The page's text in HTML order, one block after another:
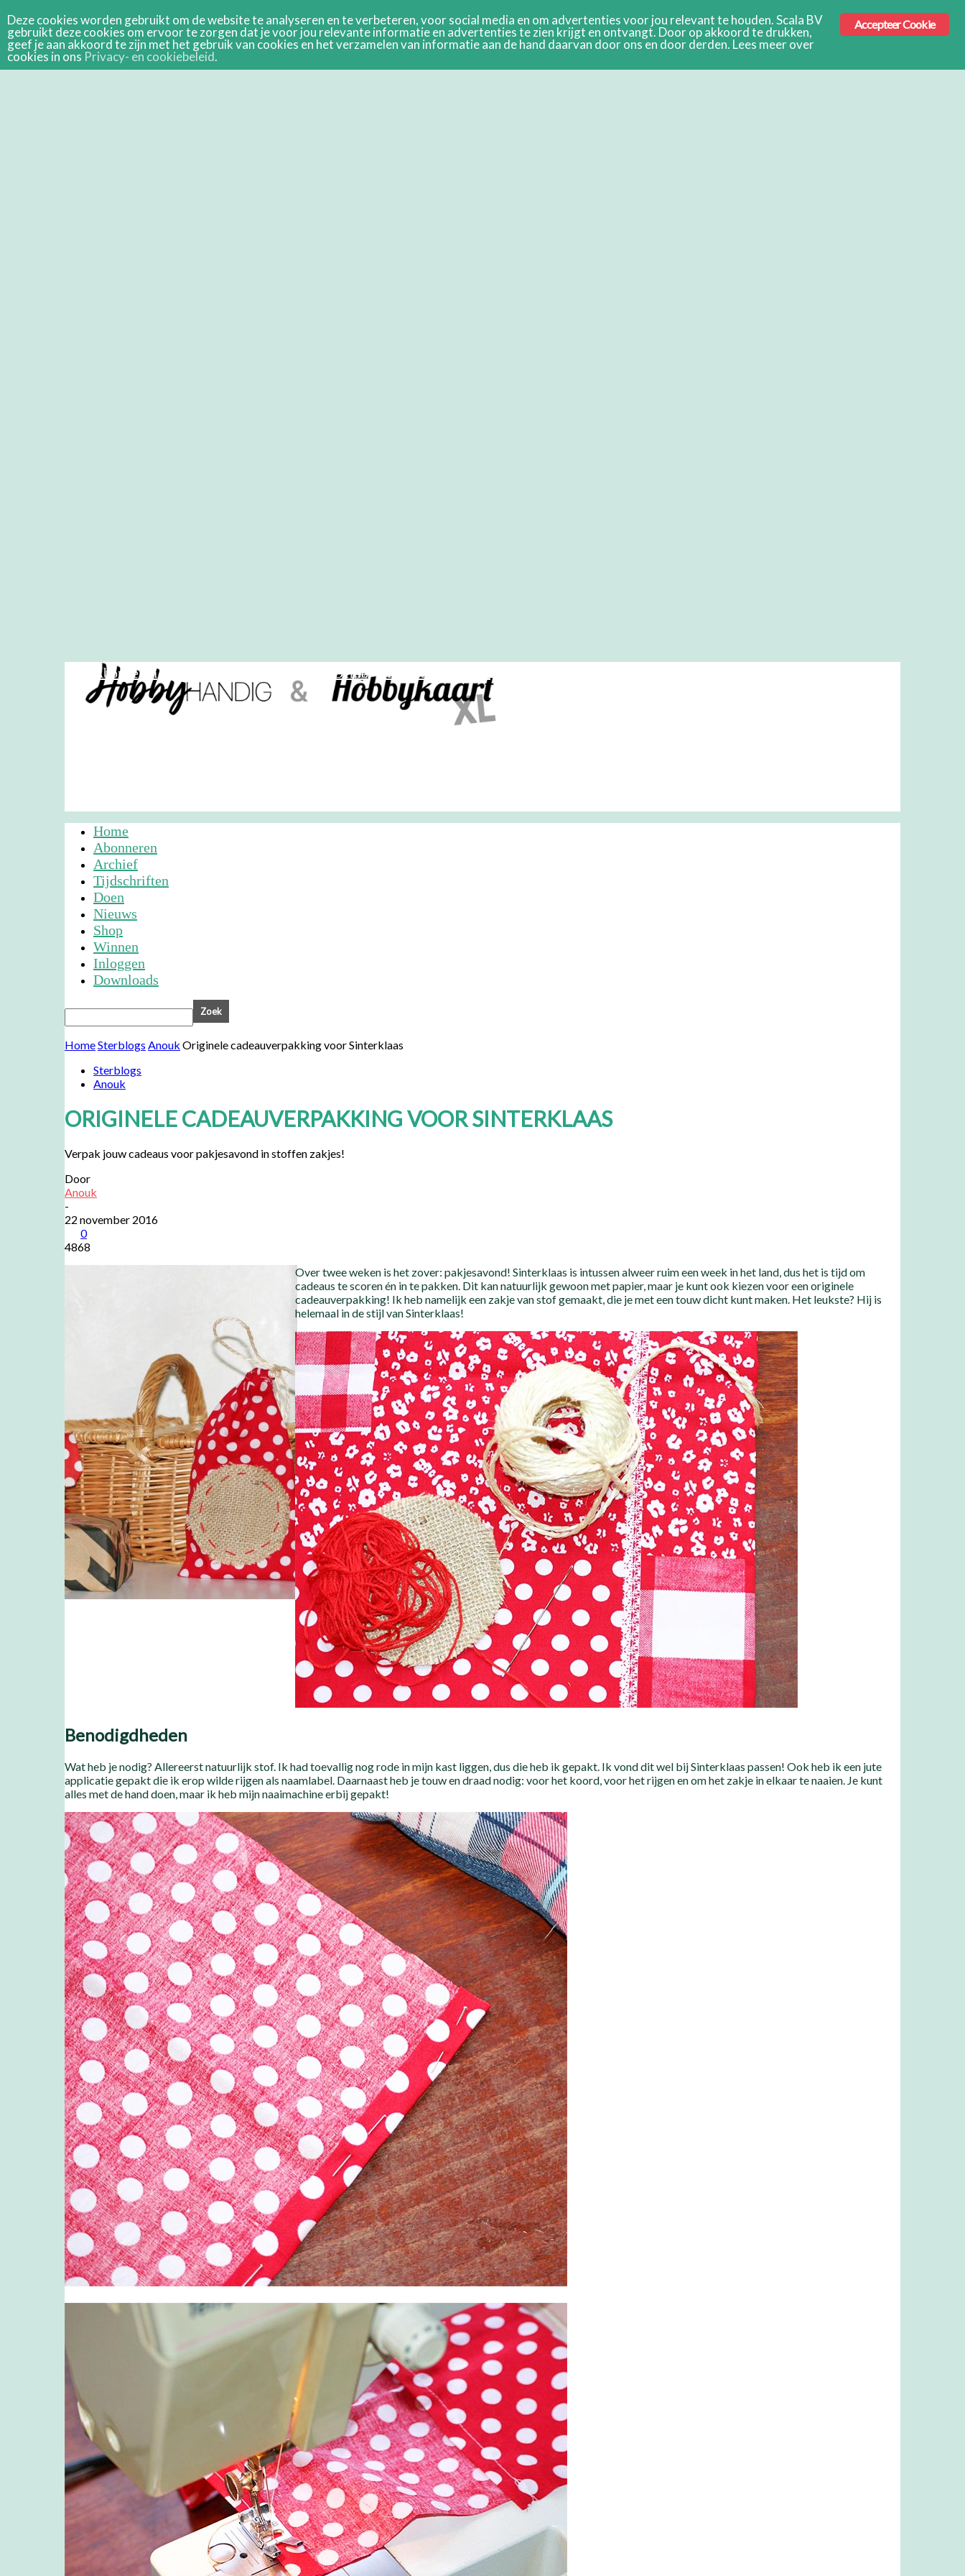
Abonneren Demo Archief
Home
Abonneren
Archief
Tijdschriften
Doen
Nieuws
Shop
Winnen
Inloggen
Downloads
HomeSterblogs Anouk Originele cadeauverpakking voor Sinterklaas
Sterblogs
Anouk
ORIGINELE CADEAUVERPAKKING VOOR SINTERKLAAS
Verpak jouw cadeaus voor pakjesavond in stoffen zakjes!
Door
Anouk
-
22 november 2016
0
4868
Over twee weken is het zover: pakjesavond! Sinterklaas is intussen alweer ruim een week in het land, dus het is tijd om
cadeaus te scoren én in te pakken. Dit kan natuurlijk gewoon met papier, maar je kunt ook kiezen voor een originele
cadeauverpakking! Ik heb namelijk een zakje van stof gemaakt, die je met een touw dicht kunt maken. Het leukste? Hij is
helemaal in de stijl van Sinterklaas!
Benodigdheden
Wat heb je nodig? Allereerst natuurlijk stof. Ik had toevallig nog rode in mijn kast liggen, dus die heb ik gepakt. Ik vond dit wel bij Sinterklaas passen! Ook heb ik een jute
applicatie gepakt die ik erop wilde rijgen als naamlabel. Daarnaast heb je touw en draad nodig: voor het koord, voor het rijgen en om het zakje in elkaar te naaien. Je kunt
alles met de hand doen, maar ik heb mijn naaimachine erbij gepakt!
Accepteer Cookie
Deze cookies worden gebruikt om de website te analyseren en te verbeteren, voor social media en om advertenties voor jou relevant te houden. Scala BV
gebruikt deze cookies om ervoor te zorgen dat je voor jou relevante informatie en advertenties te zien krijgt en ontvangt. Door op akkoord te drukken,
geef je aan akkoord te zijn met het gebruik van cookies en het verzamelen van informatie aan de hand daarvan door ons en door derden. Lees meer over
cookies in ons Privacy- en cookiebeleid.